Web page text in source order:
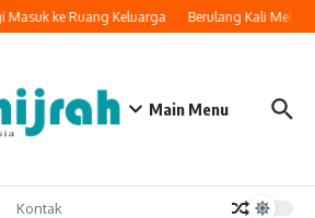
Masuk ke Ruang Keluarga Berulang Kali
Main Menu
Kontak